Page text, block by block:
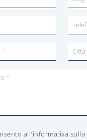
all'informativa sulla